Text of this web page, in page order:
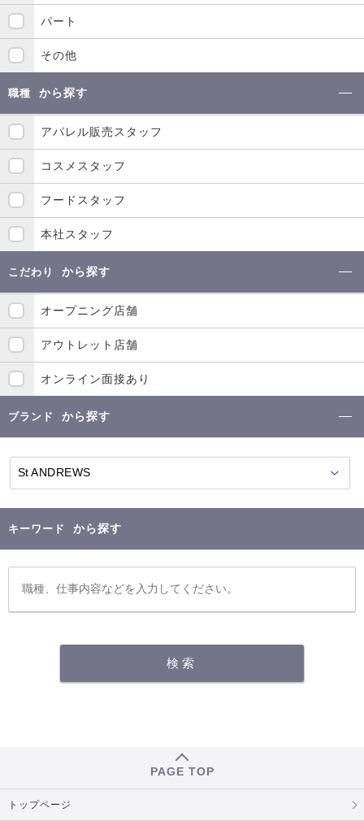
パート
その他
職種 から探す
アパレル販売スタッフ
コスメスタッフ
フードスタッフ
本社スタッフ
こだわり から探す
オープニング店舗
アウトレット店舗
オンライン面接あり
ブランド から探す
キーワード から探す
PAGE TOP
トップページ